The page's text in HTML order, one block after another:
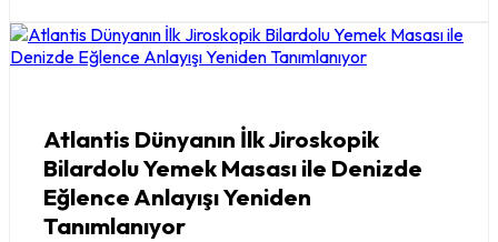
Atlantis Dünyanın İlk Jiroskopik
Bilardolu Yemek Masası ile Denizde
Eğlence Anlayışı Yeniden
Tanımlanıyor